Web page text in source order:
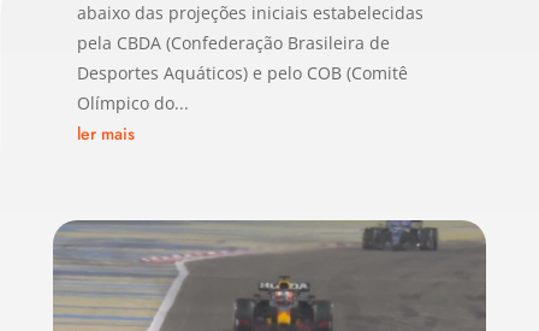
abaixo das projeções iniciais estabelecidas
pela CBDA (Confederação Brasileira de
Desportes Aquáticos) e pelo COB (Comitê
Olímpico do...
ler mais